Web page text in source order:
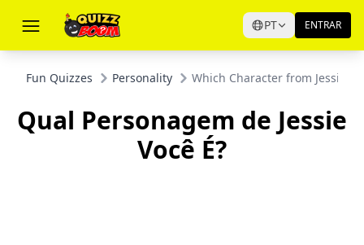
PT ENTRAR
Fun Quizzes Personality Which Character from Jessie
Qual Personagem de Jessie
Você É?